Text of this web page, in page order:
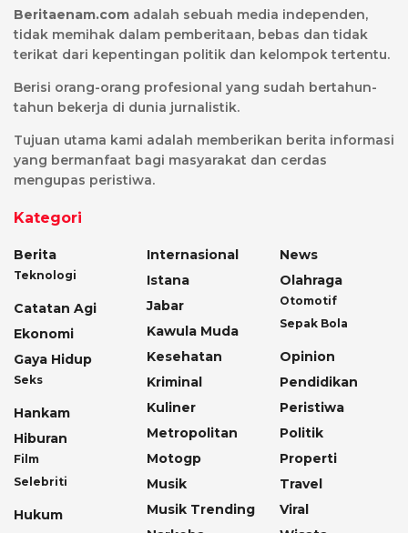
Beritaenam.com adalah sebuah media independen,
tidak memihak dalam pemberitaan, bebas dan tidak
terikat dari kepentingan politik dan kelompok tertentu.
Berisi orang-orang profesional yang sudah bertahun-
tahun bekerja di dunia jurnalistik.
Tujuan utama kami adalah memberikan berita informasi
yang bermanfaat bagi masyarakat dan cerdas
mengupas peristiwa.
Kategori
Berita
Teknologi
Catatan Agi
Ekonomi
Gaya Hidup
Seks
Hankam
Hiburan
Film
Selebriti
Hukum
Internasional
Istana
Jabar
Kawula Muda
Kesehatan
Kriminal
Kuliner
Metropolitan
Motogp
Musik
Musik Trending
News
Olahraga
Otomotif
Sepak Bola
Opinion
Pendidikan
Peristiwa
Politik
Properti
Travel
Viral